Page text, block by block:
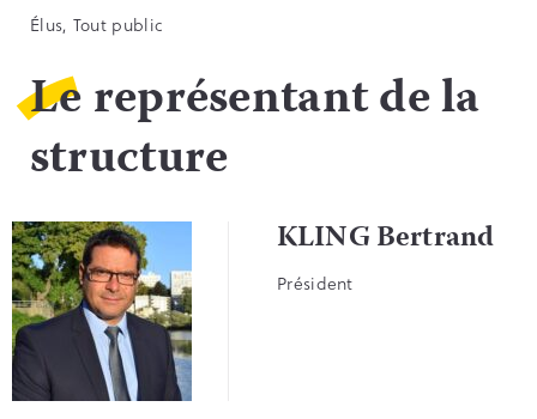
Élus, Tout public
Le représentant de la
structure
KLING Bertrand
Président